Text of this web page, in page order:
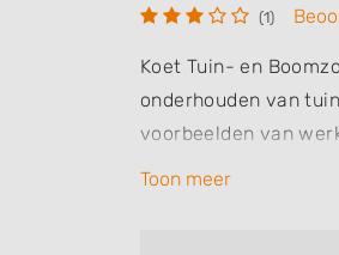
(1)
Koet Tuin- en
onderhouden van
voorbeelden van
het leggen van
Toon meer